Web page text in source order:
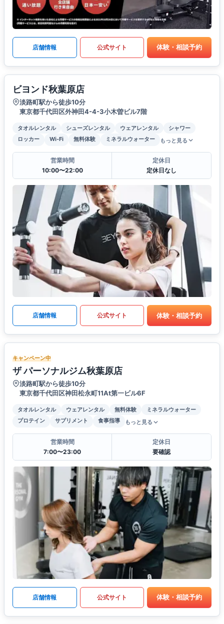
店舗情報 公式サイト 体験・相談予約
ビヨンド秋葉原店
淡路町駅から徒歩10分
東京都千代田区外神田4-4-3小木曽ビル7階
タオルレンタル シューズレンタル ウェアレンタル
シャワー
ロッカー
Wi-Fi 無料体験 ミネラルウォーター もっと見る
営業時間
10:00〜22:00
定休日
定休日なし
店舗情報 公式サイト 体験・相談予約
キャンペーン中
ザ パーソナルジム秋葉原店
淡路町駅から徒歩10分
東京都千代田区神田松永町11At第一ビル6F
タオルレンタル ウェアレンタル 無料体験
ミネラルウォーター
プロテイン
サプリメント 食事指導 もっと見る
営業時間
7:00〜23:00
定休日
要確認
店舗情報 公式サイト 体験・相談予約